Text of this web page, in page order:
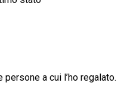
a cui l’ho regalato.